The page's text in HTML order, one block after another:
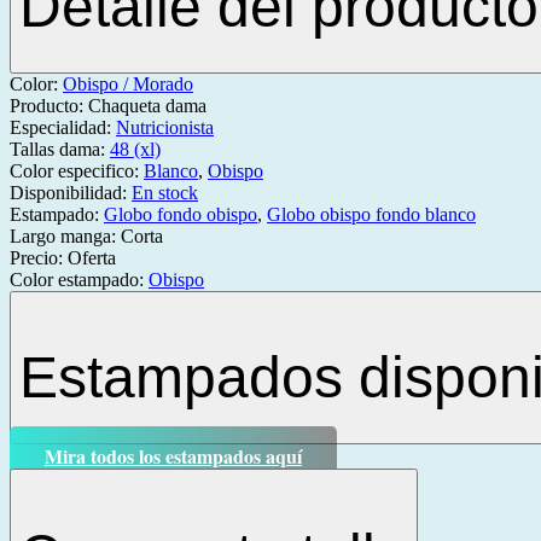
Color: Obispo / Morado
Producto: Chaqueta dama
Especialidad: Nutricionista
Tallas dama: 48 (xl)
Color especifico: Blanco, Obispo
Disponibilidad: En stock
Estampado: Globo fondo obispo, Globo obispo fondo blanco
Largo manga: Corta
Precio: Oferta
Color estampado: Obispo
Estampados
Mira todos los estampados aquí